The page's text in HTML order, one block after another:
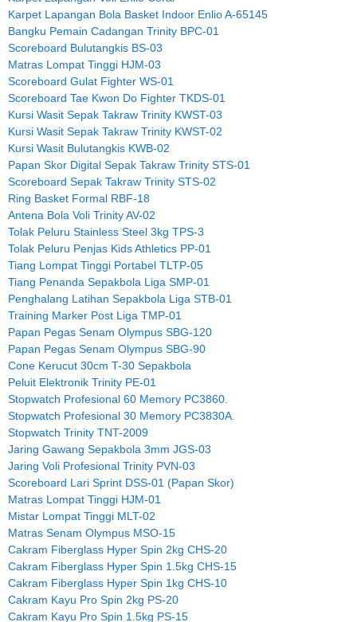
Karpet Lapangan Bola Basket Indoor Enlio A-65145
Bangku Pemain Cadangan Trinity BPC-01
Scoreboard Bulutangkis BS-03
Matras Lompat Tinggi HJM-03
Scoreboard Gulat Fighter WS-01
Scoreboard Tae Kwon Do Fighter TKDS-01
Kursi Wasit Sepak Takraw Trinity KWST-03
Kursi Wasit Sepak Takraw Trinity KWST-02
Kursi Wasit Bulutangkis KWB-02
Papan Skor Digital Sepak Takraw Trinity STS-01
Scoreboard Sepak Takraw Trinity STS-02
Ring Basket Formal RBF-18
Antena Bola Voli Trinity AV-02
Tolak Peluru Stainless Steel 3kg TPS-3
Tolak Peluru Penjas Kids Athletics PP-01
Tiang Lompat Tinggi Portabel TLTP-05
Tiang Penanda Sepakbola Liga SMP-01
Penghalang Latihan Sepakbola Liga STB-01
Training Marker Post Liga TMP-01
Papan Pegas Senam Olympus SBG-120
Papan Pegas Senam Olympus SBG-90
Cone Kerucut 30cm T-30 Sepakbola
Peluit Elektronik Trinity PE-01
Stopwatch Profesional 60 Memory PC3860.
Stopwatch Profesional 30 Memory PC3830A.
Stopwatch Trinity TNT-2009
Jaring Gawang Sepakbola 3mm JGS-03
Jaring Voli Profesional Trinity PVN-03
Scoreboard Lari Sprint DSS-01 (Papan Skor)
Matras Lompat Tinggi HJM-01
Mistar Lompat Tinggi MLT-02
Matras Senam Olympus MSO-15
Cakram Fiberglass Hyper Spin 2kg CHS-20
Cakram Fiberglass Hyper Spin 1.5kg CHS-15
Cakram Fiberglass Hyper Spin 1kg CHS-10
Cakram Kayu Pro Spin 2kg PS-20
Cakram Kayu Pro Spin 1.5kg PS-15